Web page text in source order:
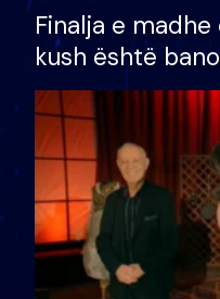
Finalja e
kush është
shtëpinë dhe
të fituar çmimin